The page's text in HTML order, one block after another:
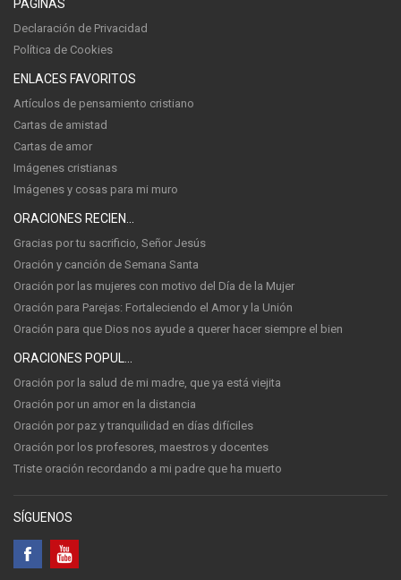
PÁGINAS
Declaración de Privacidad
Política de Cookies
ENLACES FAVORITOS
Artículos de pensamiento cristiano
Cartas de amistad
Cartas de amor
Imágenes cristianas
Imágenes y cosas para mi muro
ORACIONES RECIENTES
Gracias por tu sacrificio, Señor Jesús
Oración y canción de Semana Santa
Oración por las mujeres con motivo del Día de la Mujer
Oración para Parejas: Fortaleciendo el Amor y la Unión
Oración para que Dios nos ayude a querer hacer siempre el bien
ORACIONES POPULARES
Oración por la salud de mi madre, que ya está viejita
Oración por un amor en la distancia
Oración por paz y tranquilidad en días difíciles
Oración por los profesores, maestros y docentes
Triste oración recordando a mi padre que ha muerto
SÍGUENOS